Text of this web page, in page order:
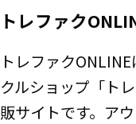
トレファク
トレファク
クルショップ「ト
販サイトです。ア